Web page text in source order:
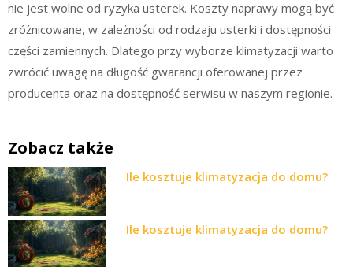
nie jest wolne od ryzyka usterek. Koszty naprawy mogą być
zróżnicowane, w zależności od rodzaju usterki i dostępności
części zamiennych. Dlatego przy wyborze klimatyzacji warto
zwrócić uwagę na długość gwarancji oferowanej przez
producenta oraz na dostępność serwisu w naszym regionie.
Zobacz także
Ile kosztuje klimatyzacja do domu?
Ile kosztuje klimatyzacja do domu?